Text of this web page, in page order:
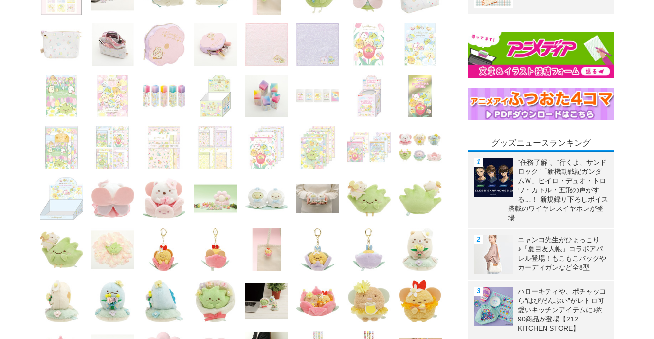
グッズニュースランキング
“任務了解”、“行くよ、サンド
ロック”「新機動戦記ガンダ
ムＷ」ヒイロ・デュオ・トロ
ワ・カトル・五飛の声がす
る…！ 新規録り下ろしボイス
搭載のワイヤレスイヤホンが登
場
ニャンコ先生がひょっこり
♪「夏目友人帳」コラボアパ
レル登場！もこもこバッグや
カーディガンなど全8型
ハローキティや、ポチャッコ
ら“はぴだんぶい”がレトロ可
愛いキッチンアイテムに♪約
90商品が登場【212
KITCHEN STORE】